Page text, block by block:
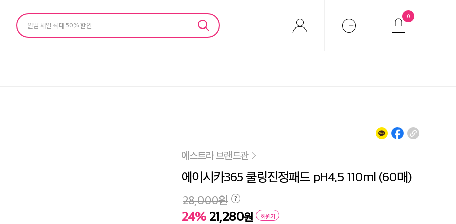
알땀 세일 최대 50% 할인
0
에스트라 브랜드관
에이시카365 쿨링진정패드 pH4.5 110ml (60매)
24% 21,280원 회원가
28,000원